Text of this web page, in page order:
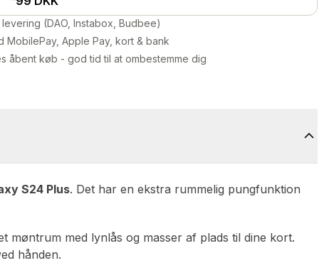
levering (DAO, Instabox, Budbee)
MobilePay, Apple Pay, kort & bank
åbent køb - god tid til at ombestemme dig
S24 Plus. Det har en ekstra rummelig pungfunktion
møntrum med lynlås og masser af plads til dine kort.
hånden.